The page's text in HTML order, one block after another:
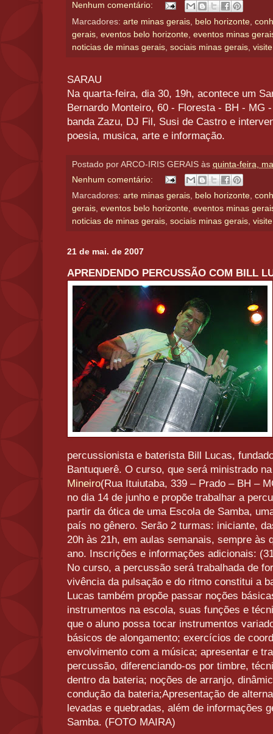
Nenhum comentário:
Marcadores: arte minas gerais belo horizonte
gerais eventos belo horizonte eventos minas
noticias de minas gerais sociais minas gerais
SARAU
Na quarta-feira, dia 30, 19h, acontece um
Bernardo Monteiro, 60 - Floresta - BH - MG
banda Zazu, DJ Fil, Susi de Castro e
poesia, musica, arte e informação.
Postado por ARCO-IRIS GERAIS às quinta-feira,
Nenhum comentário:
Marcadores: arte minas gerais, belo horizonte,
gerais, eventos belo horizonte, eventos minas
noticias de minas gerais, sociais minas gerais,
21 de mai. de 2007
APRENDENDO PERCUSSÃO COM BILL
percussionista e baterista Bill Lucas,
Bantuquerê. O curso, que será ministrado
Mineiro(Rua Ituiutaba, 339 – Prado – BH –
no dia 14 de junho e propõe trabalhar a
partir da ótica de uma Escola de Samba,
país no gênero. Serão 2 turmas: iniciante,
20h às 21h, em aulas semanais, sempre às
ano. Inscrições e informações adicionais:
No curso, a percussão será trabalhada de
vivência da pulsação e do ritmo constitui a
Lucas também propõe passar noções
instrumentos na escola, suas funções e
que o aluno possa tocar instrumentos
básicos de alongamento; exercícios de
envolvimento com a música; apresentar e
percussão, diferenciando-os por timbre,
dentro da bateria; noções de arranjo,
condução da bateria;Apresentação de
levadas e quebradas, além de informações
Samba. (FOTO MAIRA)